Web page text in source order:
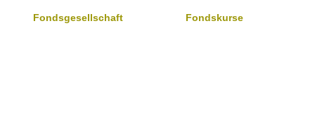
Fondsgesellschaft Fondskurse